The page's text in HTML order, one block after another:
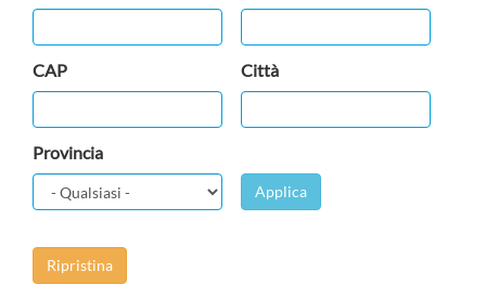
CAP Città
Provincia
Applica
Ripristina